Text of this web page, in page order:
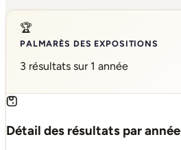
🏆
PALMARÈS DES EXPOSITIONS
3 résultats sur 1 année
Détail des résultats par année